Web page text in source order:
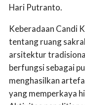
Hari Putranto.
Keberadaan Candi
tentang ruang
arsitektur
berfungsi sebagai
menghasilkan
yang memperkaya